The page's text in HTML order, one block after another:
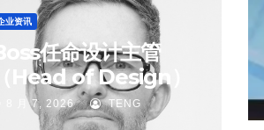
业资讯
Boss任命设计主管
（Head of Design）
8 月 7, 2026 TENG